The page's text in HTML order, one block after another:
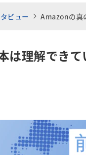
ビュー Amazonの真の目的
は理解できて